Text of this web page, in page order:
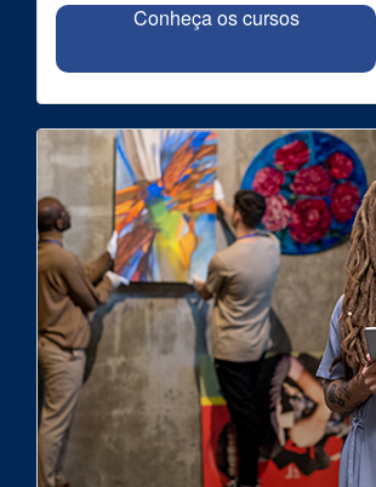
Conheça os cursos